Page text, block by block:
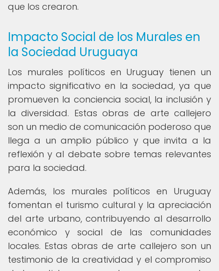
que los crearon.
Impacto Social de los Murales en
la Sociedad Uruguaya
Los murales políticos en Uruguay tienen un
impacto significativo en la sociedad, ya que
promueven la conciencia social, la inclusión y
la diversidad. Estas obras de arte callejero
son un medio de comunicación poderoso que
llega a un amplio público y que invita a la
reflexión y al debate sobre temas relevantes
para la sociedad.
Además, los murales políticos en Uruguay
fomentan el turismo cultural y la apreciación
del arte urbano, contribuyendo al desarrollo
económico y social de las comunidades
locales. Estas obras de arte callejero son un
testimonio de la creatividad y el compromiso